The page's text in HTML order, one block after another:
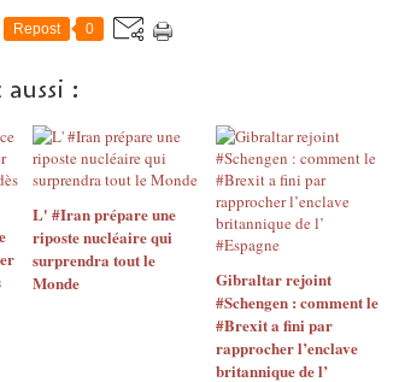
Repost 0
:
L' #Iran prépare une
riposte nucléaire qui
surprendra tout le
Monde
Gibraltar rejoint
#Schengen : comment le
#Brexit a fini par
rapprocher l’enclave
britannique de l’